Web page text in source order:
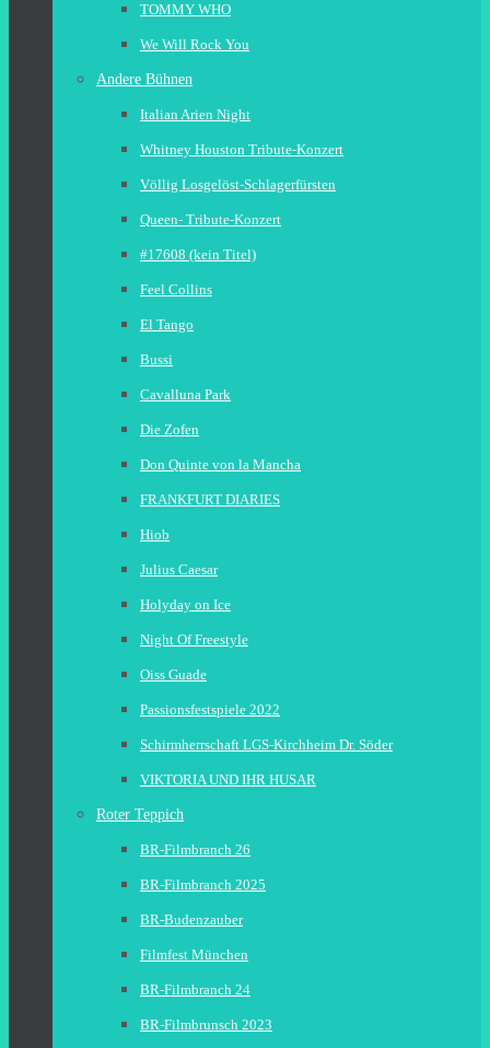
TOMMY WHO
We Will Rock You
Andere Bühnen
Italian Arien Night
Whitney Houston Tribute-Konzert
Völlig Losgelöst-Schlagerfürsten
Queen- Tribute-Konzert
#17608 (kein Titel)
Feel Collins
El Tango
Bussi
Cavalluna Park
Die Zofen
Don Quinte von la Mancha
FRANKFURT DIARIES
Hiob
Julius Caesar
Holyday on Ice
Night Of Freestyle
Oiss Guade
Passionsfestspiele 2022
Schirmherrschaft LGS-Kirchheim Dr. Söder
VIKTORIA UND IHR HUSAR
Roter Teppich
BR-Filmbranch 26
BR-Filmbranch 2025
BR-Budenzauber
Filmfest München
BR-Filmbranch 24
BR-Filmbrunsch 2023